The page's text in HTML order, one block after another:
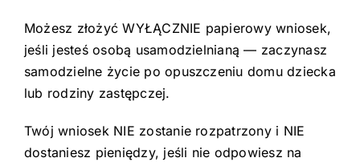
Możesz złożyć WYŁĄCZNIE papierowy wniosek,
jeśli jesteś osobą usamodzielnianą — zaczynasz
samodzielne życie po opuszczeniu domu dziecka
lub rodziny zastępczej.
Twój wniosek NIE zostanie rozpatrzony i NIE
dostaniesz pieniędzy, jeśli nie odpowiesz na